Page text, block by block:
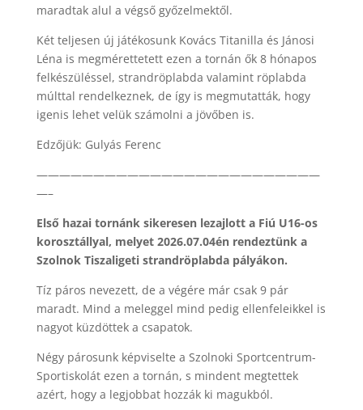
maradtak alul a végső győzelmektől.
Két teljesen új játékosunk Kovács Titanilla és Jánosi
Léna is megmérettetett ezen a tornán ők 8 hónapos
felkészüléssel, strandröplabda valamint röplabda
múlttal rendelkeznek, de így is megmutatták, hogy
igenis lehet velük számolni a jövőben is.
Edzőjük: Gulyás Ferenc
—————————————————————————
—–
Első hazai tornánk sikeresen lezajlott a Fiú U16-os
korosztállyal, melyet 2026.07.04én rendeztünk a
Szolnok Tiszaligeti strandröplabda pályákon.
Tíz páros nevezett, de a végére már csak 9 pár
maradt. Mind a meleggel mind pedig ellenfeleikkel is
nagyot küzdöttek a csapatok.
Négy párosunk képviselte a Szolnoki Sportcentrum-
Sportiskolát ezen a tornán, s mindent megtettek
azért, hogy a legjobbat hozzák ki magukból.